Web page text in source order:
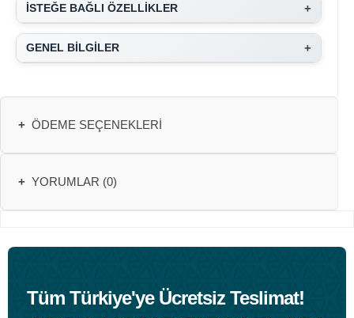
İSTEĞE BAĞLI ÖZELLİKLER +
GENEL BİLGİLER +
+ ÖDEME SEÇENEKLERI
+ YORUMLAR (0)
Tüm Türkiye'ye Ücretsiz Teslimat!